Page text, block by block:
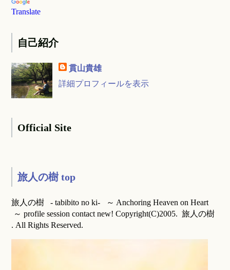
Translate
自己紹介
貫山貴雄
詳細プロフィールを表示
Official Site
旅人の樹 top
旅人の樹 - tabibito no ki- ～ Anchoring Heaven on Heart
～ profile session contact new! Copyright(C)2005. 旅人の樹
. All Rights Reserved.